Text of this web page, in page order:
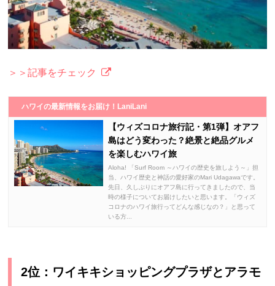
＞＞記事をチェック
ハワイの最新情報をお届け！LaniLani
【ウィズコロナ旅行記・第1弾】オアフ
島はどう変わった？絶景と絶品グルメ
を楽しむハワイ旅
Aloha! 「Surf Room ～ハワイの歴史を旅しよう～」担
当、ハワイ歴史と神話の愛好家のMari Udagawaです。
先日、久しぶりにオアフ島に行ってきましたので、当
時の様子についてお届けしたいと思います。「ウィズ
コロナのハワイ旅行ってどんな感じなの？」と思って
いる方...
2位：ワイキキショッピングプラザとアラモ